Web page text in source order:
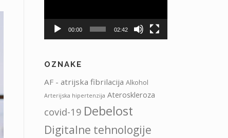
00:00 02:42
OZNAKE
AF - atrijska fibrilacija Alkohol
Arterijska hipertenzija Ateroskleroza
covid-19 Debelost
Digitalne tehnologije